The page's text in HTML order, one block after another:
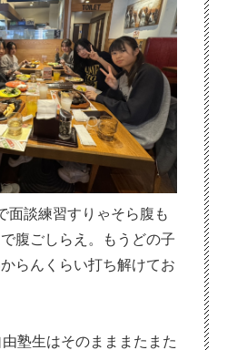
面談練習すりゃそら腹も
腹ごしらえ。もうどの子
らんくらい打ち解けてお
塾生はそのまままたまた